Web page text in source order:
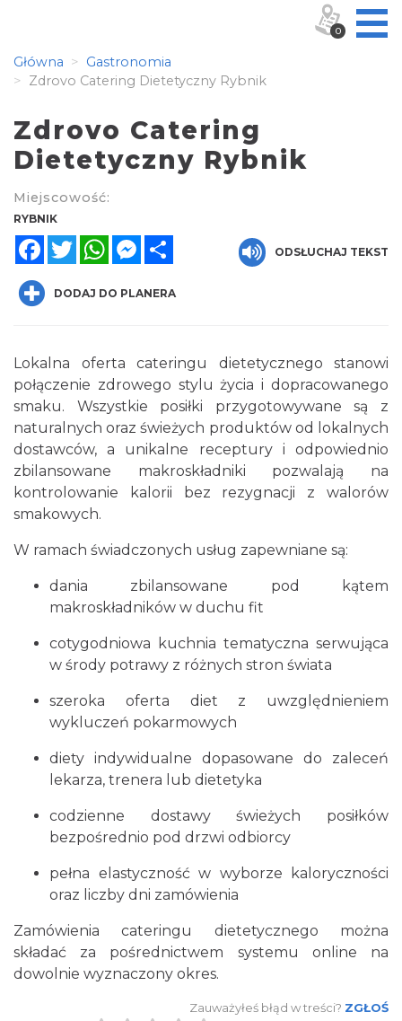
Główna
Gastronomia
Zdrovo Catering Dietetyczny Rybnik
Zdrovo Catering
Dietetyczny Rybnik
Miejscowość:
RYBNIK
FacebookTwitterWhatsAppMessenger
ODSŁUCHAJ TEKST
DODAJ DO PLANERA
Lokalna oferta cateringu dietetycznego stanowi
połączenie zdrowego stylu życia i dopracowanego
smaku. Wszystkie posiłki przygotowywane są z
naturalnych oraz świeżych produktów od lokalnych
dostawców, a unikalne receptury i odpowiednio
zbilansowane makroskładniki pozwalają na
kontrolowanie kalorii bez rezygnacji z walorów
smakowych.
W ramach świadczonych usług zapewniane są:
dania zbilansowane pod kątem
makroskładników w duchu fit
cotygodniowa kuchnia tematyczna serwująca
w środy potrawy z różnych stron świata
szeroka oferta diet z uwzględnieniem
wykluczeń pokarmowych
diety indywidualne dopasowane do zaleceń
lekarza, trenera lub dietetyka
codzienne dostawy świeżych posiłków
bezpośrednio pod drzwi odbiorcy
pełna elastyczność w wyborze kaloryczności
oraz liczby dni zamówienia
Zamówienia cateringu dietetycznego można
składać za pośrednictwem systemu online na
dowolnie wyznaczony okres.
Zauważyłeś błąd w treści? ZGŁOŚ
0